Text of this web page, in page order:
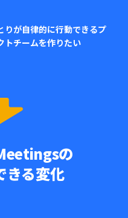
りが自律的に行動できるプ
トチームを作りたい
の
きる変化